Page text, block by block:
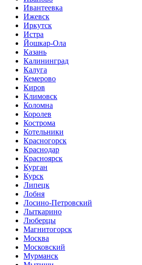
Ивантеевка
Ижевск
Иркутск
Истра
Йошкар-Ола
Казань
Калининград
Калуга
Кемерово
Киров
Климовск
Коломна
Королев
Кострома
Котельники
Красногорск
Краснодар
Красноярск
Курган
Курск
Липецк
Лобня
Лосино-Петровский
Лыткарино
Люберцы
Магнитогорск
Москва
Московский
Мурманск